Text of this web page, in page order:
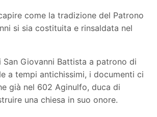
come la tradizione del Patrono
si sia costituita e rinsaldata nel
San Giovanni Battista a patrono di
a tempi antichissimi, i documenti ci
già nel 602 Aginulfo, duca di
una chiesa in suo onore.